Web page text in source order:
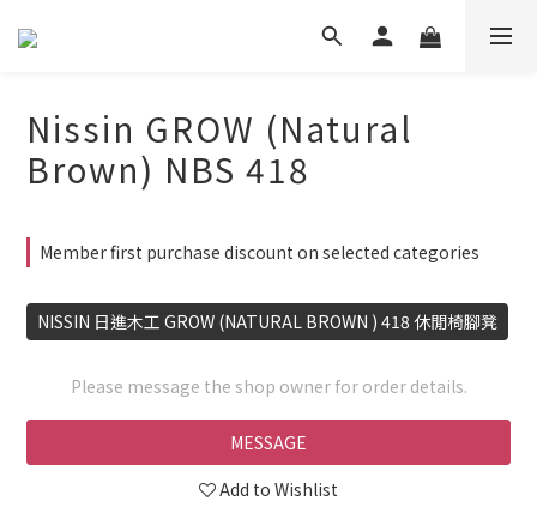
Nissin GROW (Natural
Brown) NBS 418
Member first purchase discount on selected categories
NISSIN 日進木工 GROW (NATURAL BROWN ) 418 休閒椅腳凳
Please message the shop owner for order details.
MESSAGE
Add to Wishlist